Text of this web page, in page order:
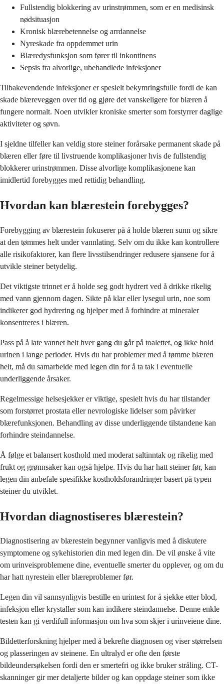
Fullstendig blokkering av urinstrømmen, som er en medisinsk
nødsituasjon
Kronisk blærebetennelse og arrdannelse
Nyreskade fra oppdemmet urin
Blæredysfunksjon som fører til inkontinens
Sepsis fra alvorlige, ubehandlede infeksjoner
Tilbakevendende infeksjoner er spesielt bekymringsfulle fordi de kan
skade blæreveggen over tid og gjøre det vanskeligere for blæren å
fungere normalt. Noen utvikler kroniske smerter som forstyrrer daglige
aktiviteter og søvn.
I sjeldne tilfeller kan veldig store steiner forårsake permanent skade på
blæren eller føre til livstruende komplikasjoner hvis de fullstendig
blokkerer urinstrømmen. Disse alvorlige komplikasjonene kan
imidlertid forebygges med rettidig behandling.
Hvordan kan blærestein forebygges?
Forebygging av blærestein fokuserer på å holde blæren sunn og sikre
at den tømmes helt under vannlating. Selv om du ikke kan kontrollere
alle risikofaktorer, kan flere livsstilsendringer redusere sjansene for å
utvikle steiner betydelig.
Det viktigste trinnet er å holde seg godt hydrert ved å drikke rikelig
med vann gjennom dagen. Sikte på klar eller lysegul urin, noe som
indikerer god hydrering og hjelper med å forhindre at mineraler
konsentreres i blæren.
Pass på å late vannet helt hver gang du går på toalettet, og ikke hold
urinen i lange perioder. Hvis du har problemer med å tømme blæren
helt, må du samarbeide med legen din for å ta tak i eventuelle
underliggende årsaker.
Regelmessige helsesjekker er viktige, spesielt hvis du har tilstander
som forstørret prostata eller nevrologiske lidelser som påvirker
blærefunksjonen. Behandling av disse underliggende tilstandene kan
forhindre steindannelse.
Å følge et balansert kosthold med moderat saltinntak og rikelig med
frukt og grønnsaker kan også hjelpe. Hvis du har hatt steiner før, kan
legen din anbefale spesifikke kostholdsforandringer basert på typen
steiner du utviklet.
Hvordan diagnostiseres blærestein?
Diagnostisering av blærestein begynner vanligvis med å diskutere
symptomene og sykehistorien din med legen din. De vil ønske å vite
om urinveisproblemene dine, eventuelle smerter du opplever, og om du
har hatt nyrestein eller blæreproblemer før.
Legen din vil sannsynligvis bestille en urintest for å sjekke etter blod,
infeksjon eller krystaller som kan indikere steindannelse. Denne enkle
testen kan gi verdifull informasjon om hva som skjer i urinveiene dine.
Bildetterforskning hjelper med å bekrefte diagnosen og viser størrelsen
og plasseringen av steinene. En ultralyd er ofte den første
bildeundersøkelsen fordi den er smertefri og ikke bruker stråling. CT-
skanninger gir mer detaljerte bilder og kan oppdage steiner som ikke